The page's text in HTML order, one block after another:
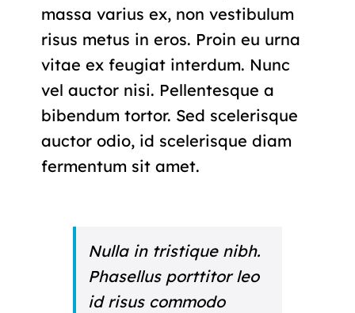
massa varius ex, non vestibulum
risus metus in eros. Proin eu urna
vitae ex feugiat interdum. Nunc
vel auctor nisi. Pellentesque a
bibendum tortor. Sed scelerisque
auctor odio, id scelerisque diam
fermentum sit amet.
Nulla in tristique nibh.
Phasellus porttitor leo
id risus commodo